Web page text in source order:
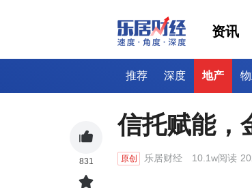
资讯
推荐 深度 地产
信托赋能，
原创 乐居财经 10.1w阅读
831